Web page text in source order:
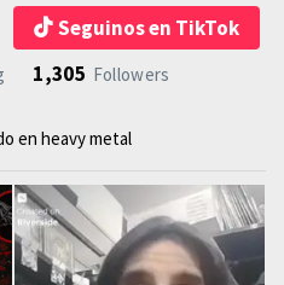
Seguinos en TikTok
1,305 Followers
en heavy metal